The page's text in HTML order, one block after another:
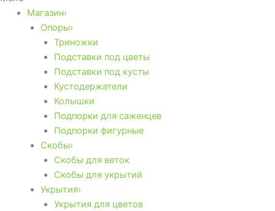
Магазин›
Опоры›
Триножки
Подставки под цветы
Подставки под кусты
Кустодержатели
Колышки
Подпорки для саженцев
Подпорки фигурные
Скобы›
Скобы для веток
Скобы для укрытий
Укрытия›
Укрытия для цветов